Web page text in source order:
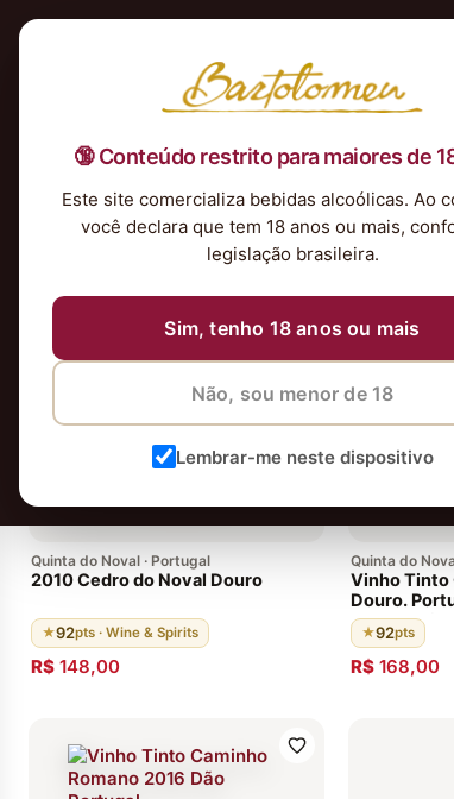
🔞 Conteúdo restrito para maiores de
Este site comercializa bebidas alcoólicas. Ao
você declara que tem 18 anos ou mais,
legislação brasileira.
Sim, tenho 18 anos ou mais
Não, sou menor de 18
Lembrar-me neste dispositivo
Nossa Seleção TintosBrancosEspumantesRosés
18 vinhos
Quinta do Noval · Portugal
2010 Cedro do Noval Douro
★92pts · Wine & Spirits
R$ 148,00
Quinta do
Vinho Tinto
Douro.
carvalho
Wine &
★92pts
R$ 168,00